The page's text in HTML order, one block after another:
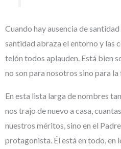
Cuando hay ausencia de
santidad abraza el entorno y las
telón todos aplauden. Está bien
no son para nosotros sino para
En esta lista larga de nombres
nos trajo de nuevo a casa,
nuestros méritos, sino en el
protagonista. Él está en todo, en